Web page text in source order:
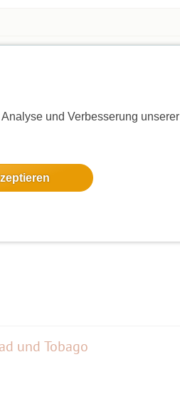
und Verbesserung unserer
und Tobago